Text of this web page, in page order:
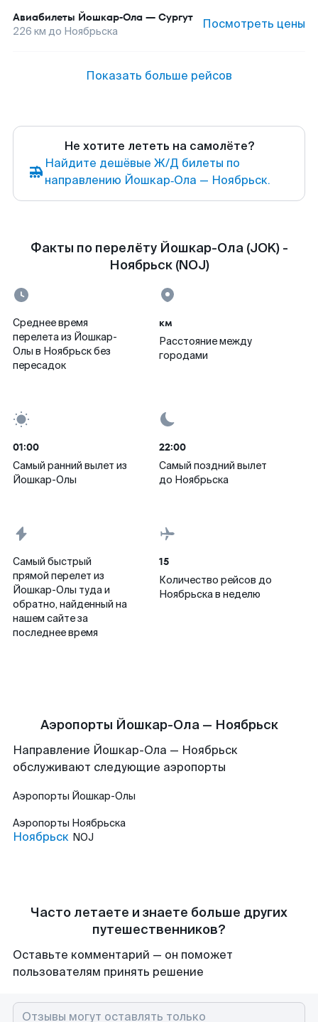
Авиабилеты Йошкар-Ола — Сургут
226 км до Ноябрьска Посмотреть цены
Показать больше рейсов
Не хотите лететь на самолёте?
Найдите дешёвые Ж/Д билеты по
направлению Йошкар‑Ола — Ноябрьск.
Факты по перелёту Йошкар-Ола (JOK) -
Ноябрьск (NOJ)
Среднее время
перелета из Йошкар-
Олы в Ноябрьск без
пересадок
км
Расстояние между
городами
01:00
Самый ранний вылет из
Йошкар-Олы
22:00
Самый поздний вылет
до Ноябрьска
Самый быстрый
прямой перелет из
Йошкар-Олы туда и
обратно, найденный на
нашем сайте за
последнее время
15
Количество рейсов до
Ноябрьска в неделю
Аэропорты Йошкар-Ола — Ноябрьск
Направление Йошкар-Ола — Ноябрьск
обслуживают следующие аэропорты
Аэропорты Йошкар-Олы
Аэропорты Ноябрьска
Ноябрьск NOJ
Часто летаете и знаете больше других
путешественников?
Оставьте комментарий — он поможет
пользователям принять решение